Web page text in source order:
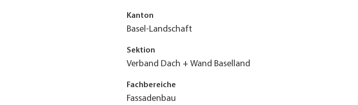
Kanton
Basel-Landschaft
Sektion
Verband Dach + Wand Baselland
Fachbereiche
Fassadenbau